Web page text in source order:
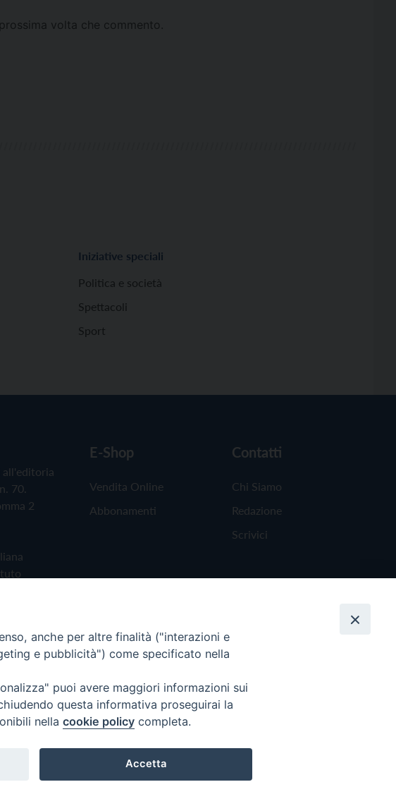
volta che commento.
Iniziative speciali
Politica e società
Spettacoli
Sport
70.
2
E-Shop
Vendita Online
Abbonamenti
Contatti
Chi Siamo
Redazione
Scrivici
anche per altre finalità ("interazioni e
e pubblicità") come specificato nella
puoi avere maggiori informazioni sui
questa informativa proseguirai la
nella cookie policy completa.
Accetta